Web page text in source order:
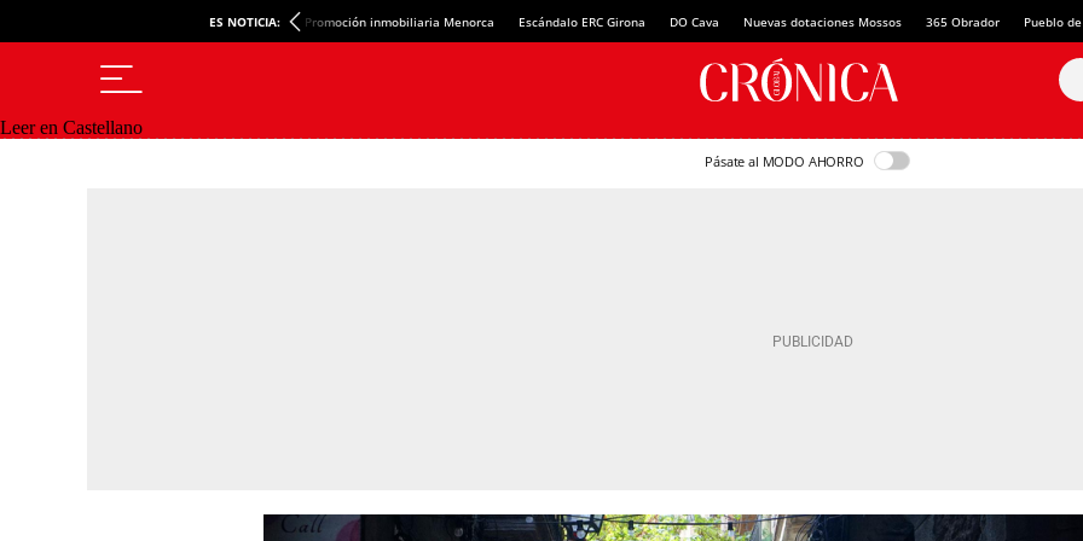
ES NOTICIA: Promoción inmobiliaria Menorca Escándalo ERC Girona DO Cava Nuevas dotaciones Mossos 365 Obrador Pueblo
Leer en Castellano
Pásate al MODO AHORRO